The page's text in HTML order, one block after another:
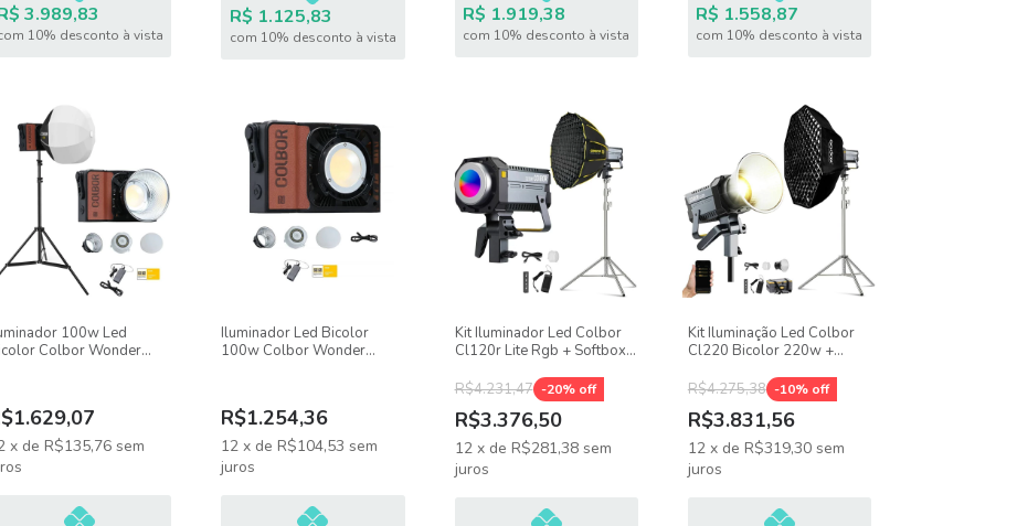
3.989,83
10% desconto à vista
R$ 1.125,83
com 10% desconto à vista
R$ 1.919,38
com 10% desconto à vista
R$ 1.558,87
com 10% desconto à vista
100w Led
Colbor Wonder
x de R$135,76 sem
Iluminador Led Bicolor
100w Colbor Wonder
R$1.254,36
12 x deR$104,53 sem
juros
Kit Iluminador Led Colbor
Cl120r Lite Rgb + Softbox
R$4.231,47 -20% off
R$3.376,50
12 x de R$281,38 sem
juros
Kit Iluminação Led Colbor
Cl220 Bicolor 220w +
+ Tripé Inox
R$4.275,38 -10% off
R$3.831,56
12 x de R$319,30 sem
juros